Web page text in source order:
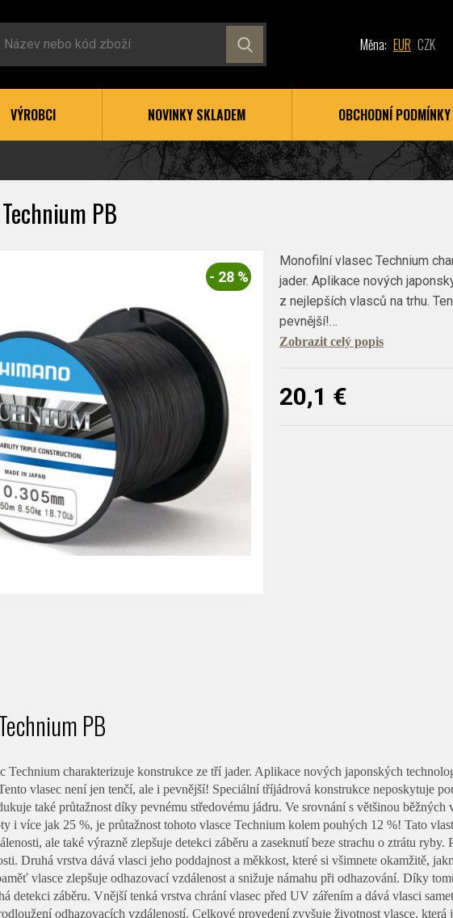
Měna: EUR CZK
VÝROBCI NOVINKY SKLADEM OBCHODNÍ PODMÍNKY
PB
- 28 %
Monofilní vlasec Technium
jader. Aplikace nových
z nejlepších vlasců na trhu.
pevnější!…
Zobrazit celý popis
20,1 €
PB
Technium charakterizuje konstrukce ze tří jader. Aplikace nových japonských
vlasec není jen tenčí, ale i pevnější! Speciální tříjádrová konstrukce neposkytuje
také průtažnost díky pevnému středovému jádru. Ve srovnání s většinou běžných
i více jak 25 %, je průtažnost tohoto vlasce Technium kolem pouhých 12 %! Tato
ale také výrazně zlepšuje detekci záběru a zaseknutí beze strachu o ztrátu ryby.
Druhá vrstva dává vlasci jeho poddajnost a měkkost, které si všimnete okamžitě,
vlasce zlepšuje odhazovací vzdálenost a snižuje námahu při odhazování. Díky
detekci záběru. Vnější tenká vrstva chrání vlasec před UV zářením a dává vlasci
odhazovacích vzdáleností. Celkové provedení zvyšuje životnost vlasce, která